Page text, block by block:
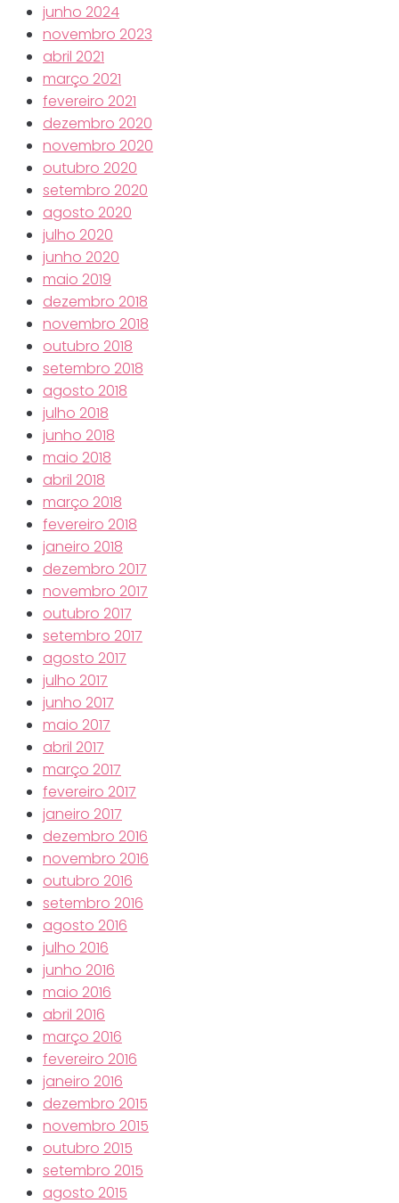
junho 2024
novembro 2023
abril 2021
março 2021
fevereiro 2021
dezembro 2020
novembro 2020
outubro 2020
setembro 2020
agosto 2020
julho 2020
junho 2020
maio 2019
dezembro 2018
novembro 2018
outubro 2018
setembro 2018
agosto 2018
julho 2018
junho 2018
maio 2018
abril 2018
março 2018
fevereiro 2018
janeiro 2018
dezembro 2017
novembro 2017
outubro 2017
setembro 2017
agosto 2017
julho 2017
junho 2017
maio 2017
abril 2017
março 2017
fevereiro 2017
janeiro 2017
dezembro 2016
novembro 2016
outubro 2016
setembro 2016
agosto 2016
julho 2016
junho 2016
maio 2016
abril 2016
março 2016
fevereiro 2016
janeiro 2016
dezembro 2015
novembro 2015
outubro 2015
setembro 2015
agosto 2015